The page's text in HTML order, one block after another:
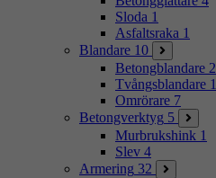
Sloda 1
Asfaltsraka 1
Blandare 10
Betongblandare 2
Tvångsblandare 1
Omrörare 7
Betongverktyg 5
Murbrukshink 1
Slev 4
Armering 32